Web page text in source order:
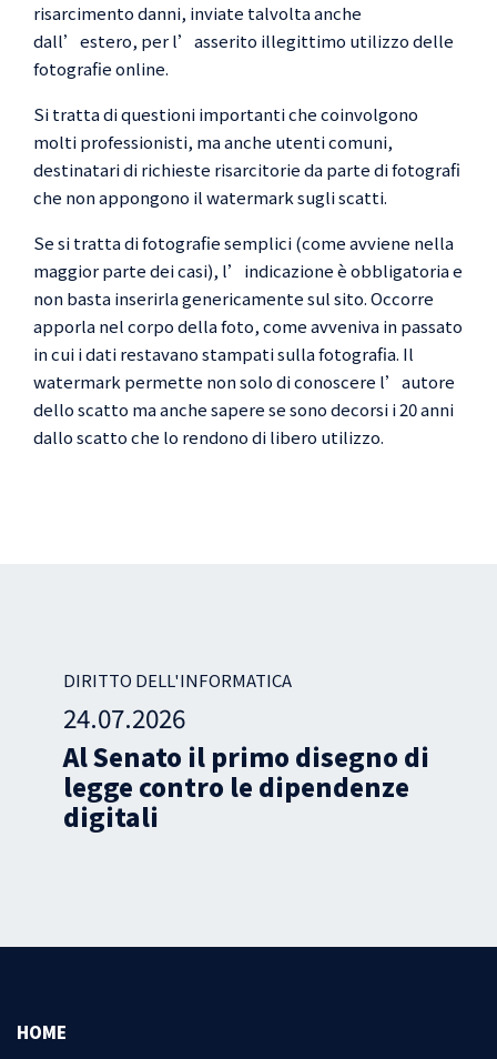
risarcimento danni, inviate talvolta anche
dall’estero, per l’asserito illegittimo utilizzo delle
fotografie online.
Si tratta di questioni importanti che coinvolgono
molti professionisti, ma anche utenti comuni,
destinatari di richieste risarcitorie da parte di fotografi
che non appongono il watermark sugli scatti.
Se si tratta di fotografie semplici (come avviene nella
maggior parte dei casi), l’indicazione è obbligatoria e
non basta inserirla genericamente sul sito. Occorre
apporla nel corpo della foto, come avveniva in passato
in cui i dati restavano stampati sulla fotografia. Il
watermark permette non solo di conoscere l’autore
dello scatto ma anche sapere se sono decorsi i 20 anni
dallo scatto che lo rendono di libero utilizzo.
DIRITTO DELL'INFORMATICA
13.07.2026
Oltre 6mila cause contro i
social network negli USA. E
in Italia?
HOME